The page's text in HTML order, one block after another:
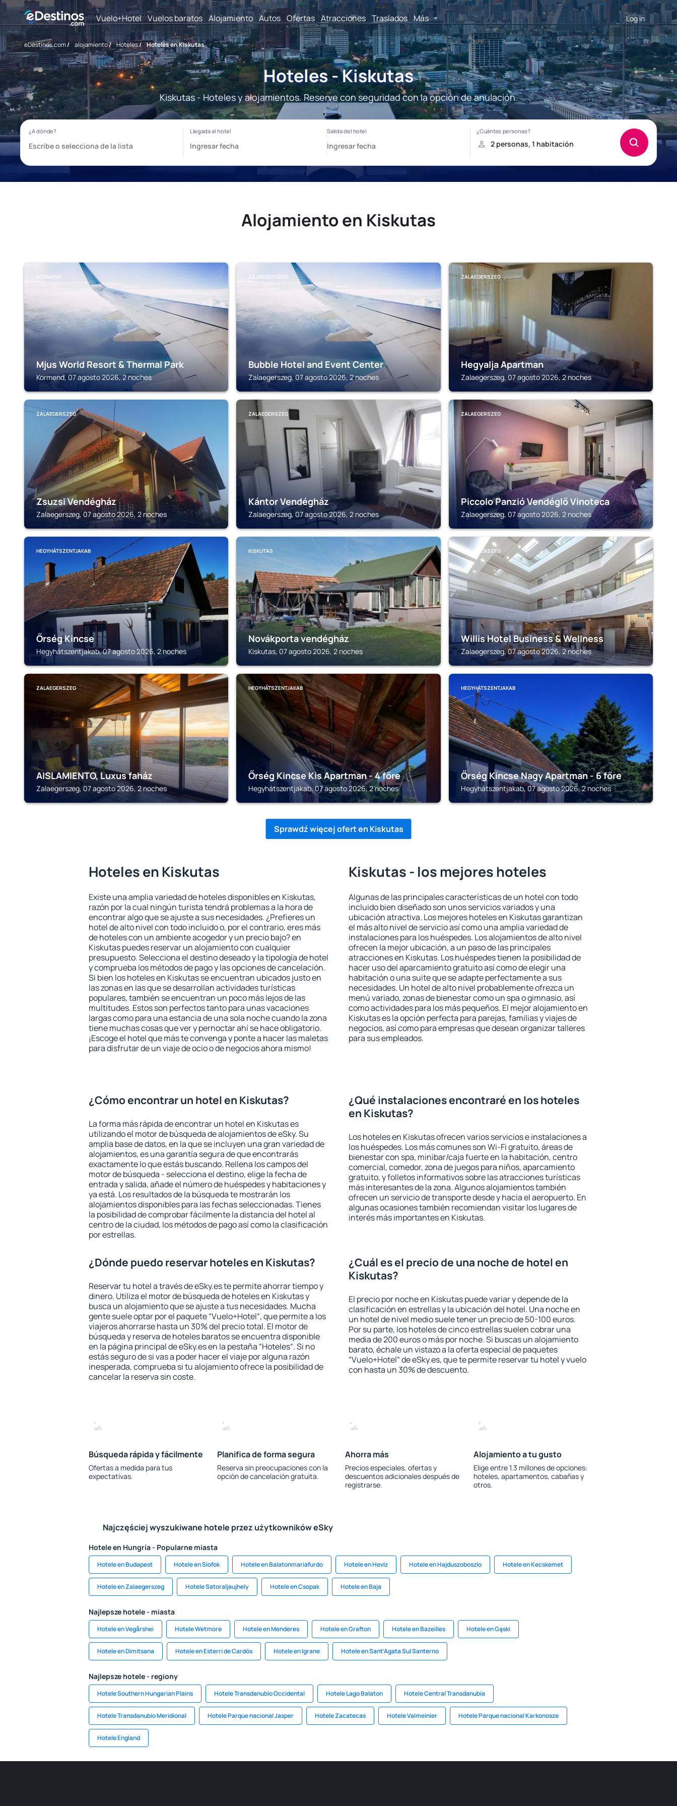
Vuelo+Hotel Vuelos baratos Alojamiento Autos Ofertas Atracciones Traslados Más Log in
eDestinos.com/ alojamiento/ Hoteles/ Hoteles en Kiskutas
Hoteles - Kiskutas
Kiskutas - Hoteles y alojamientos. Reserve con seguridad con la opción de anulación.
Alojamiento en Kiskutas
KORMEND
Mjus World Resort & Thermal Park
Kormend, 07 agosto 2026, 2 noches
ZALAEGERSZEG
Bubble Hotel and Event Center
Zalaegerszeg, 07 agosto 2026, 2 noches
ZALAEGERSZEG
Hegyalja Apartman
Zalaegerszeg, 07 agosto 2026, 2 noches
ZALAEGERSZEG
Zsuzsi Vendégház
Zalaegerszeg, 07 agosto 2026, 2 noches
ZALAEGERSZEG
Kántor Vendégház
Zalaegerszeg, 07 agosto 2026, 2 noches
ZALAEGERSZEG
Piccolo Panzió Vendéglő Vinoteca
Zalaegerszeg, 07 agosto 2026, 2 noches
HEGYHÁTSZENTJAKAB
Őrség Kincse
Hegyhátszentjakab, 07 agosto 2026, 2 noches
KISKUTAS
Novákporta vendégház
Kiskutas, 07 agosto 2026, 2 noches
ZALAEGERSZEG
Willis Hotel Business & Wellness
Zalaegerszeg, 07 agosto 2026, 2 noches
ZALAEGERSZEG
AISLAMIENTO, Luxus faház
Zalaegerszeg, 07 agosto 2026, 2 noches
HEGYHÁTSZENTJAKAB
Őrség Kincse Kis Apartman - 4 főre
Hegyhátszentjakab, 07 agosto 2026, 2 noches
HEGYHÁTSZENTJAKAB
Őrség Kincse Nagy Apartman - 6 főre
Hegyhátszentjakab, 07 agosto 2026, 2 noches
Sprawdź więcej ofert en Kiskutas
Hoteles en Kiskutas
Existe una amplia variedad de hoteles disponibles en Kiskutas,
razón por la cual ningún turista tendrá problemas a la hora de
encontrar algo que se ajuste a sus necesidades. ¿Prefieres un
hotel de alto nivel con todo incluido o, por el contrario, eres más
de hoteles con un ambiente acogedor y un precio bajo? en
Kiskutas puedes reservar un alojamiento con cualquier
presupuesto. Selecciona el destino deseado y la tipología de hotel
y comprueba los métodos de pago y las opciones de cancelación.
Si bien los hoteles en Kiskutas se encuentran ubicados justo en
las zonas en las que se desarrollan actividades turísticas
populares, también se encuentran un poco más lejos de las
multitudes. Estos son perfectos tanto para unas vacaciones
largas como para una estancia de una sola noche cuando la zona
tiene muchas cosas que ver y pernoctar ahí se hace obligatorio.
¡Escoge el hotel que más te convenga y ponte a hacer las maletas
para disfrutar de un viaje de ocio o de negocios ahora mismo!
Kiskutas - los mejores hoteles
Algunas de las principales características de un hotel con todo
incluido bien diseñado son unos servicios variados y una
ubicación atractiva. Los mejores hoteles en Kiskutas garantizan
el más alto nivel de servicio así como una amplia variedad de
instalaciones para los huéspedes. Los alojamientos de alto nivel
ofrecen la mejor ubicación, a un paso de las principales
atracciones en Kiskutas. Los huéspedes tienen la posibilidad de
hacer uso del aparcamiento gratuito así como de elegir una
habitación o una suite que se adapte perfectamente a sus
necesidades. Un hotel de alto nivel probablemente ofrezca un
menú variado, zonas de bienestar como un spa o gimnasio, así
como actividades para los más pequeños. El mejor alojamiento en
Kiskutas es la opción perfecta para parejas, familias y viajes de
negocios, así como para empresas que desean organizar talleres
para sus empleados.
¿Cómo encontrar un hotel en Kiskutas?
La forma más rápida de encontrar un hotel en Kiskutas es
utilizando el motor de búsqueda de alojamientos de eSky. Su
amplia base de datos, en la que se incluyen una gran variedad de
alojamientos, es una garantía segura de que encontrarás
exactamente lo que estás buscando. Rellena los campos del
motor de búsqueda - selecciona el destino, elige la fecha de
entrada y salida, añade el número de huéspedes y habitaciones y
ya está. Los resultados de la búsqueda te mostrarán los
alojamientos disponibles para las fechas seleccionadas. Tienes
la posibilidad de comprobar fácilmente la distancia del hotel al
centro de la ciudad, los métodos de pago así como la clasificación
por estrellas.
¿Qué instalaciones encontraré en los hoteles
en Kiskutas?
Los hoteles en Kiskutas ofrecen varios servicios e instalaciones a
los huéspedes. Los más comunes son Wi-Fi gratuito, áreas de
bienestar con spa, minibar/caja fuerte en la habitación, centro
comercial, comedor, zona de juegos para niños, aparcamiento
gratuito, y folletos informativos sobre las atracciones turísticas
más interesantes de la zona. Algunos alojamientos también
ofrecen un servicio de transporte desde y hacia el aeropuerto. En
algunas ocasiones también recomiendan visitar los lugares de
interés más importantes en Kiskutas.
¿Dónde puedo reservar hoteles en Kiskutas?
Reservar tu hotel a través de eSky.es te permite ahorrar tiempo y
dinero. Utiliza el motor de búsqueda de hoteles en Kiskutas y
busca un alojamiento que se ajuste a tus necesidades. Mucha
gente suele optar por el paquete “Vuelo+Hotel“, que permite a los
viajeros ahorrarse hasta un 30% del precio total. El motor de
búsqueda y reserva de hoteles baratos se encuentra disponible
en la página principal de eSky.es en la pestaña “Hoteles“. Si no
estás seguro de si vas a poder hacer el viaje por alguna razón
inesperada, comprueba si tu alojamiento ofrece la posibilidad de
cancelar la reserva sin coste.
¿Cuál es el precio de una noche de hotel en
Kiskutas?
El precio por noche en Kiskutas puede variar y depende de la
clasificación en estrellas y la ubicación del hotel. Una noche en
un hotel de nivel medio suele tener un precio de 50-100 euros.
Por su parte, los hoteles de cinco estrellas suelen cobrar una
media de 200 euros o más por noche. Si buscas un alojamiento
barato, échale un vistazo a la oferta especial de paquetes
“Vuelo+Hotel“ de eSky.es, que te permite reservar tu hotel y vuelo
con hasta un 30% de descuento.
Búsqueda rápida y fácilmente
Ofertas a medida para tus
expectativas.
Planifica de forma segura
Reserva sin preocupaciones con la
opción de cancelación gratuita.
Ahorra más
Precios especiales, ofertas y
descuentos adicionales después de
registrarse.
Alojamiento a tu gusto
Elige entre 1.3 millones de opciones:
hoteles, apartamentos, cabañas y
otros.
Najczęściej wyszukiwane hotele przez użytkowników eSky
Hotele en Hungría - Popularne miasta
Hotele en Budapest Hotele en Siofok Hotele en Balatonmariafurdo Hotele en Heviz Hotele en Hajduszoboszlo Hotele en Kecskemet
Hotele en Zalaegerszeg Hotele Satoraljaujhely Hotele en Csopak Hotele en Baja
Najlepsze hotele - miasta
Hotele en Vegårshei Hotele Wetmore Hotele en Menderes Hotele en Grafton Hotele en Bazeilles Hotele en Gąski
Hotele en Dimitsana Hotele en Esterri de Cardós Hotele en Igrane Hotele en Sant'Agata Sul Santerno
Najlepsze hotele - regiony
Hotele Southern Hungarian Plains Hotele Transdanubio Occidental Hotele Lago Balaton Hotele Central Transdanubia
Hotele Transdanubio Meridional Hotele Parque nacional Jasper Hotele Zacatecas Hotele Valmeinier Hotele Parque nacional Karkonosze
Hotele England